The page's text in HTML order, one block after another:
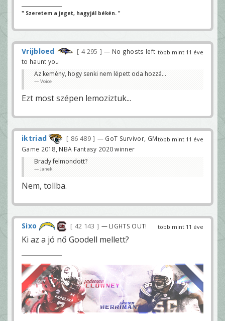
" Szeretem a jeget, hagyjál békén. "
több mint 11 éve
Vrijbloed 4 295
— No ghosts left
to haunt you
Az kemény, hogy senki nem lépett oda hozzá...
Voice
Ezt most szépen lemoziztuk...
több mint 11 éve
iktriad 86 489
— GoT Survivor, GM
Game 2018, NBA Fantasy 2020 winner
Brady felmondott?
Janek
Nem, tollba.
több mint 11 éve
Sixo 42 143 — LIGHTS OUT!
Ki az a jó nő Goodell mellett?